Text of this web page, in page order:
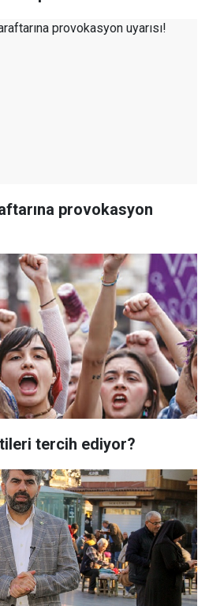
provokasyon
tercih ediyor?